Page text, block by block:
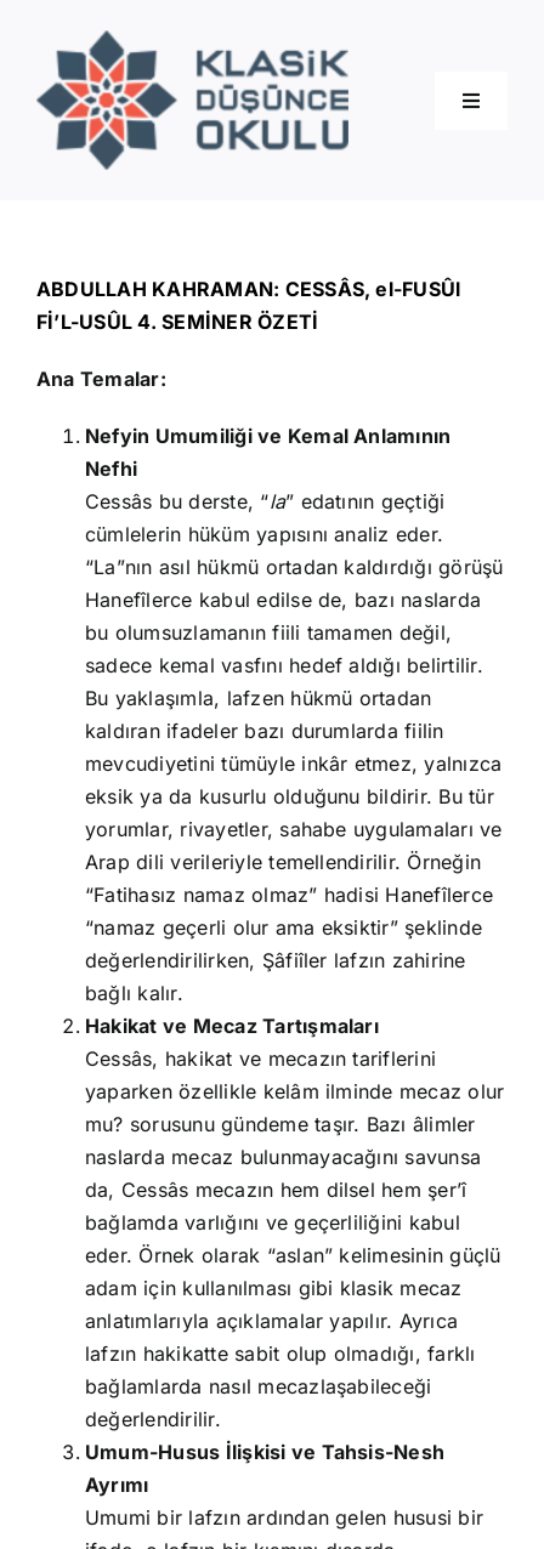
content
Toggle
Eğitimler
İletişim
ABDULLAH KAHRAMAN: CESSÂS, el-FUSÛl
Fİ’L-USÛL 4. SEMİNER ÖZETİ
Ana Temalar:
Nefyin Umumiliği ve Kemal Anlamının
Nefhi
Cessâs bu derste, “la” edatının geçtiği
cümlelerin hüküm yapısını analiz eder.
“La”nın asıl hükmü ortadan kaldırdığı görüşü
Hanefîlerce kabul edilse de, bazı naslarda
bu olumsuzlamanın fiili tamamen değil,
sadece kemal vasfını hedef aldığı belirtilir.
Bu yaklaşımla, lafzen hükmü ortadan
kaldıran ifadeler bazı durumlarda fiilin
mevcudiyetini tümüyle inkâr etmez, yalnızca
eksik ya da kusurlu olduğunu bildirir. Bu tür
yorumlar, rivayetler, sahabe uygulamaları ve
Arap dili verileriyle temellendirilir. Örneğin
“Fatihasız namaz olmaz” hadisi Hanefîlerce
“namaz geçerli olur ama eksiktir” şeklinde
değerlendirilirken, Şâfiîler lafzın zahirine
bağlı kalır.
Hakikat ve Mecaz Tartışmaları
Cessâs, hakikat ve mecazın tariflerini
yaparken özellikle kelâm ilminde mecaz olur
mu? sorusunu gündeme taşır. Bazı âlimler
naslarda mecaz bulunmayacağını savunsa
da, Cessâs mecazın hem dilsel hem şer’î
bağlamda varlığını ve geçerliliğini kabul
eder. Örnek olarak “aslan” kelimesinin güçlü
adam için kullanılması gibi klasik mecaz
anlatımlarıyla açıklamalar yapılır. Ayrıca
lafzın hakikatte sabit olup olmadığı, farklı
bağlamlarda nasıl mecazlaşabileceği
değerlendirilir.
Umum-Husus İlişkisi ve Tahsis-Nesh
Ayrımı
Umumi bir lafzın ardından gelen hususi bir